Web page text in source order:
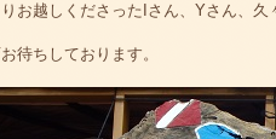
お越しくださったIさん、Yさん、久
待ちしております。